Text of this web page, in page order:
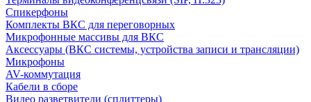
Спикерфоны
Комплекты ВКС для переговорных
Микрофонные массивы для ВКС
Аксессуары (ВКС системы, устройства записи и трансляции)
Микрофоны
AV-коммутация
Кабели в сборе
Видео разветвители (сплиттеры)